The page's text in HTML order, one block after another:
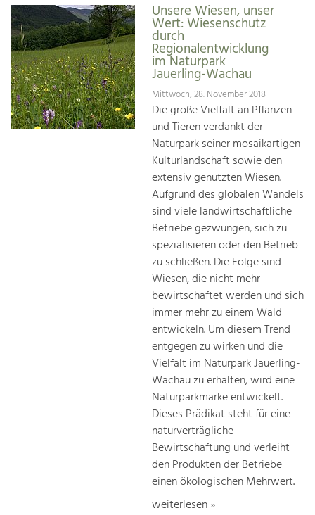
Unsere Wiesen, unser
Wert: Wiesenschutz
durch
Regionalentwicklung
im Naturpark
Jauerling-Wachau
Mittwoch, 28. November 2018
Die große Vielfalt an Pflanzen
und Tieren verdankt der
Naturpark seiner mosaikartigen
Kulturlandschaft sowie den
extensiv genutzten Wiesen.
Aufgrund des globalen Wandels
sind viele landwirtschaftliche
Betriebe gezwungen, sich zu
spezialisieren oder den Betrieb
zu schließen. Die Folge sind
Wiesen, die nicht mehr
bewirtschaftet werden und sich
immer mehr zu einem Wald
entwickeln. Um diesem Trend
entgegen zu wirken und die
Vielfalt im Naturpark Jauerling-
Wachau zu erhalten, wird eine
Naturparkmarke entwickelt.
Dieses Prädikat steht für eine
naturverträgliche
Bewirtschaftung und verleiht
den Produkten der Betriebe
einen ökologischen Mehrwert.
weiterlesen »